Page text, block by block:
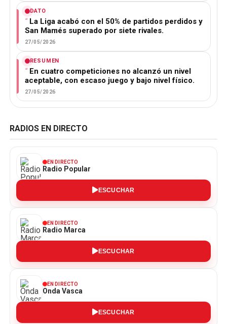
DATO
La Liga acabó con el 50% de partidos perdidos y
San Mamés superado por siete rivales.
27/05/2026
RESUMEN
En cuatro competiciones no alcanzó un nivel
aceptable, con escaso juego y bajo nivel físico.
27/05/2026
RADIOS EN DIRECTO
EN DIRECTO
Radio Popular
ESCUCHAR
EN DIRECTO
Radio Marca
ESCUCHAR
EN DIRECTO
Onda Vasca
ESCUCHAR